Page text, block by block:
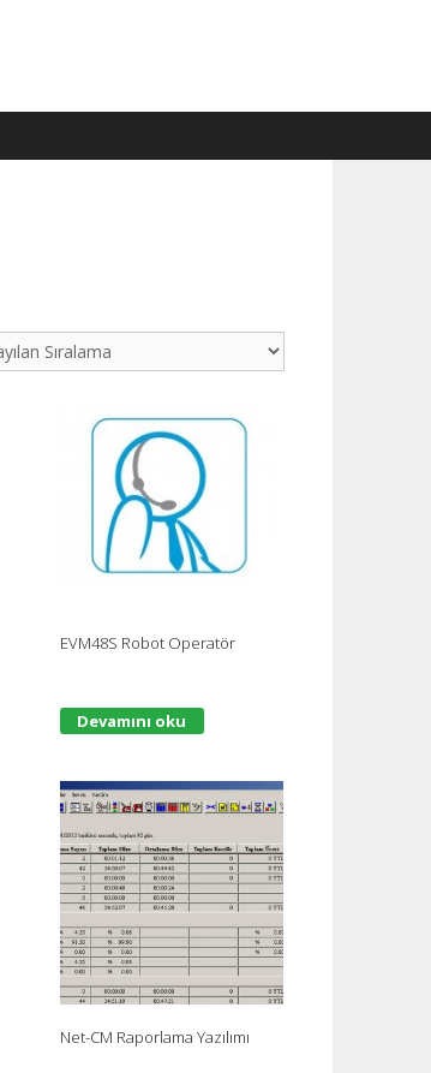
EVM48S Robot Operatör
Devamını oku
Net-CM Raporlama Yazılımı